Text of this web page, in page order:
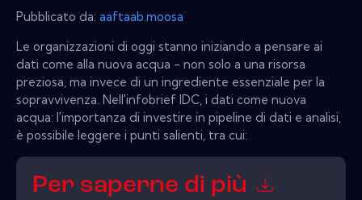
Pubblicato da: aaftaab.moosa
Le organizzazioni di oggi stanno iniziando a pensare ai
dati come alla nuova acqua - non solo a una risorsa
preziosa, ma invece di un ingrediente essenziale per la
sopravvivenza. Nell'infobrief IDC, i dati come nuova
acqua: l'importanza di investire in pipeline di dati e analisi,
è possibile leggere i punti salienti, tra cui:
Per saperne di più